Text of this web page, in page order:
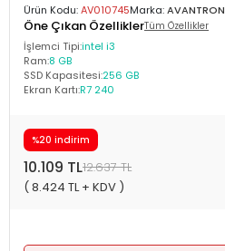
Ürün Kodu:AV010745Marka:AVANTRON
Öne Çıkan ÖzelliklerTüm Özellikler
İşlemci Tipi:intel i3
Ram:8 GB
SSD Kapasitesi:256 GB
Ekran Kartı:R7 240
%20 indirim
10.109 TL12.637 TL
( 8.424 TL + KDV )